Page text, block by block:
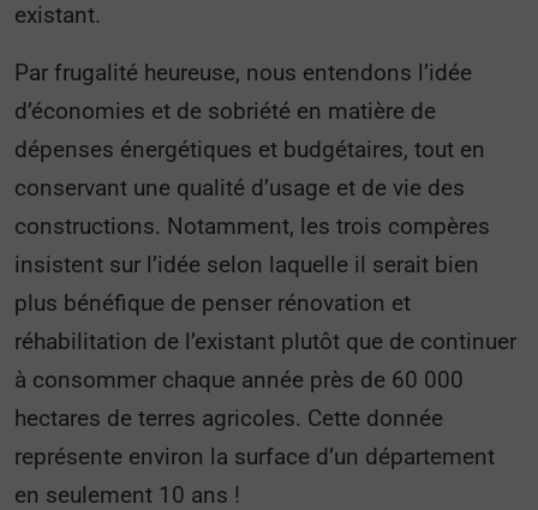
existant.
Par frugalité heureuse, nous entendons l’idée
d’économies et de sobriété en matière de
dépenses énergétiques et budgétaires, tout en
conservant une qualité d’usage et de vie des
constructions. Notamment, les trois compères
insistent sur l’idée selon laquelle il serait bien
plus bénéfique de penser rénovation et
réhabilitation de l’existant plutôt que de continuer
à consommer chaque année près de 60 000
hectares de terres agricoles. Cette donnée
représente environ la surface d’un département
en seulement 10 ans !